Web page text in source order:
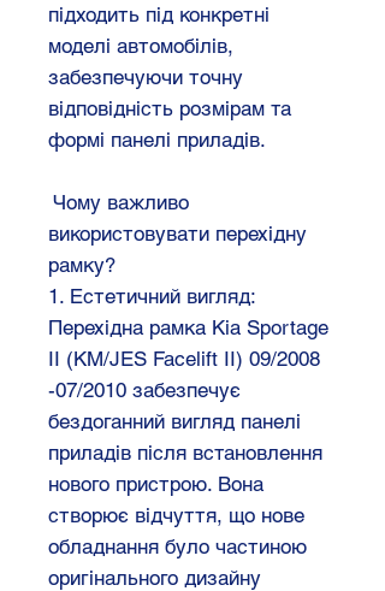
підходить під конкретні
моделі автомобілів,
забезпечуючи точну
відповідність розмірам та
формі панелі приладів.
Чому важливо
використовувати перехідну
рамку?
1. Естетичний вигляд:
Перехідна рамка Kia Sportage
II (KM/JES Facelift II) 09/2008
-07/2010 забезпечує
бездоганний вигляд панелі
приладів після встановлення
нового пристрою. Вона
створює відчуття, що нове
обладнання було частиною
оригінального дизайну